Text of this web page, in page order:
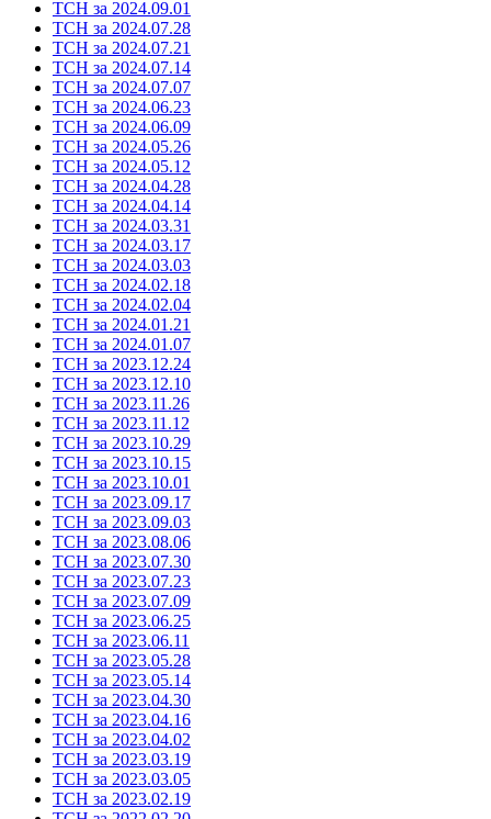
ТСН за 2024.09.01
ТСН за 2024.07.28
ТСН за 2024.07.21
ТСН за 2024.07.14
ТСН за 2024.07.07
ТСН за 2024.06.23
ТСН за 2024.06.09
ТСН за 2024.05.26
ТСН за 2024.05.12
ТСН за 2024.04.28
ТСН за 2024.04.14
ТСН за 2024.03.31
ТСН за 2024.03.17
ТСН за 2024.03.03
ТСН за 2024.02.18
ТСН за 2024.02.04
ТСН за 2024.01.21
ТСН за 2024.01.07
ТСН за 2023.12.24
ТСН за 2023.12.10
ТСН за 2023.11.26
ТСН за 2023.11.12
ТСН за 2023.10.29
ТСН за 2023.10.15
ТСН за 2023.10.01
ТСН за 2023.09.17
ТСН за 2023.09.03
ТСН за 2023.08.06
ТСН за 2023.07.30
ТСН за 2023.07.23
ТСН за 2023.07.09
ТСН за 2023.06.25
ТСН за 2023.06.11
ТСН за 2023.05.28
ТСН за 2023.05.14
ТСН за 2023.04.30
ТСН за 2023.04.16
ТСН за 2023.04.02
ТСН за 2023.03.19
ТСН за 2023.03.05
ТСН за 2023.02.19